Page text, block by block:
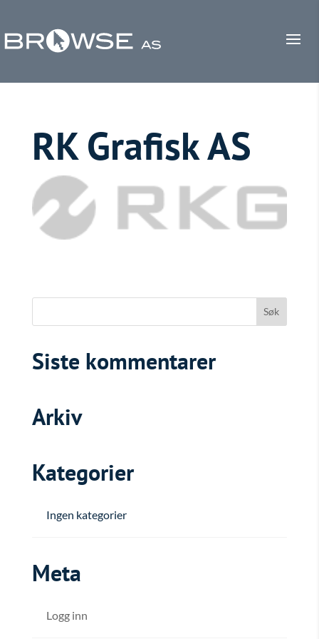
RK Grafisk AS
Siste kommentarer
Arkiv
Kategorier
Ingen kategorier
Meta
Logg inn